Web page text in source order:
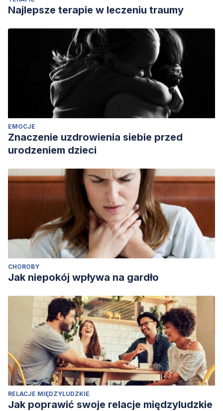
Najlepsze terapie w leczeniu traumy
EMOCJE
Znaczenie uzdrowienia siebie przed
urodzeniem dzieci
CHOROBY
Jak niepokój wpływa na gardło
RELACJE MIĘDZYLUDZKIE
Jak poprawić swoje relacje międzyludzkie